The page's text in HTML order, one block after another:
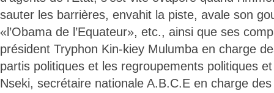
sauter les barrières, envahit la piste, avale son
«l’Obama de l’Equateur», etc., ainsi que ses
président Tryphon Kin-kiey Mulumba en charge
partis politiques et les regroupements politiques et
Nseki, secrétaire nationale A.B.C.E en charge